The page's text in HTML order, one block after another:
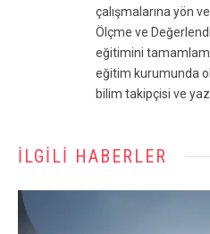
çalışmalarına yön
Ölçme ve
eğitimini
eğitim kurumunda
bilim takipçisi ve
İLGILI HABERLER